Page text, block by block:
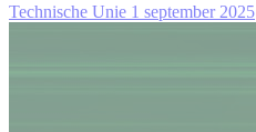
Technische Unie 1 september 2025